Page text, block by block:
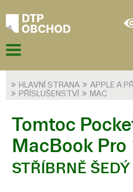
HLAVNÍ STRANA
APPLE A
PŘÍSLUŠENSTVÍ
MAC
Tomtoc
MacBook Pro
STŘÍBRNĚ ŠEDÝ